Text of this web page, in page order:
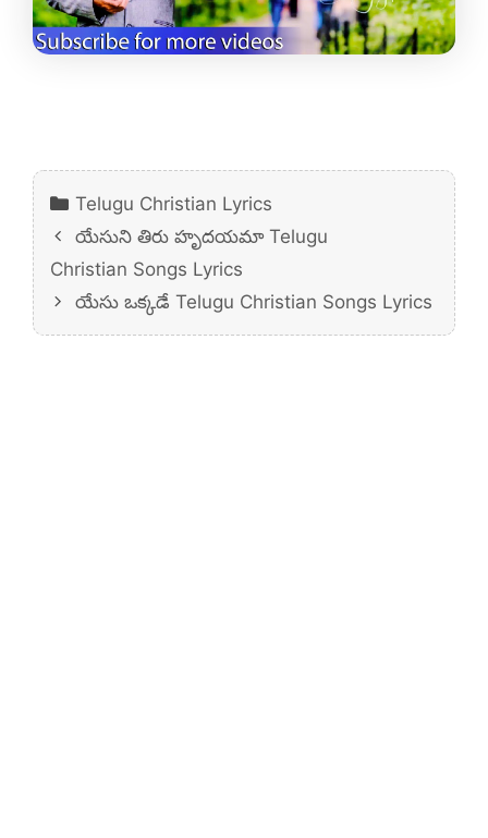
Categories
Telugu Christian Lyrics
యేసుని తిరు హృదయమా Telugu
Christian Songs Lyrics
యేసు ఒక్కడే Telugu Christian Songs Lyrics